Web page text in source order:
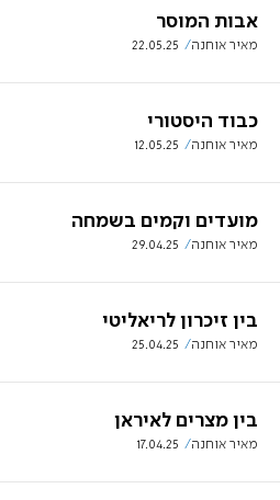
אבות המוסר
מאיר אוחנה 22.05.25
כבוד היסטורי
מאיר אוחנה 12.05.25
מועדים וקמים בשמחה
מאיר אוחנה 29.04.25
בין זיכרון לריאליטי
מאיר אוחנה 25.04.25
בין מצרים לאיראן
מאיר אוחנה 17.04.25